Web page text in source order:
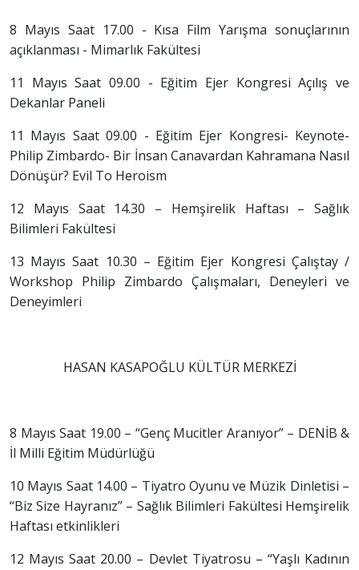
8 Mayıs Saat 17.00 - Kısa Film Yarışma sonuçlarının
açıklanması - Mimarlık Fakültesi
11 Mayıs Saat 09.00 - Eğitim Ejer Kongresi Açılış ve
Dekanlar Paneli
11 Mayıs Saat 09.00 - Eğitim Ejer Kongresi- Keynote-
Philip Zimbardo- Bir İnsan Canavardan Kahramana Nasıl
Dönüşür? Evil To Heroism
12 Mayıs Saat 14.30 – Hemşirelik Haftası – Sağlık
Bilimleri Fakültesi
13 Mayıs Saat 10.30 – Eğitim Ejer Kongresi Çalıştay /
Workshop Philip Zimbardo Çalışmaları, Deneyleri ve
Deneyimleri
HASAN KASAPOĞLU KÜLTÜR MERKEZİ
8 Mayıs Saat 19.00 – “Genç Mucitler Aranıyor” – DENİB &
İl Milli Eğitim Müdürlüğü
10 Mayıs Saat 14.00 – Tiyatro Oyunu ve Müzik Dinletisi –
“Biz Size Hayranız” – Sağlık Bilimleri Fakültesi Hemşirelik
Haftası etkinlikleri
12 Mayıs Saat 20.00 – Devlet Tiyatrosu – “Yaşlı Kadının